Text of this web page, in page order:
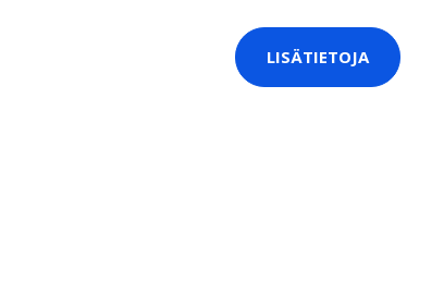
LISÄTIETOJA